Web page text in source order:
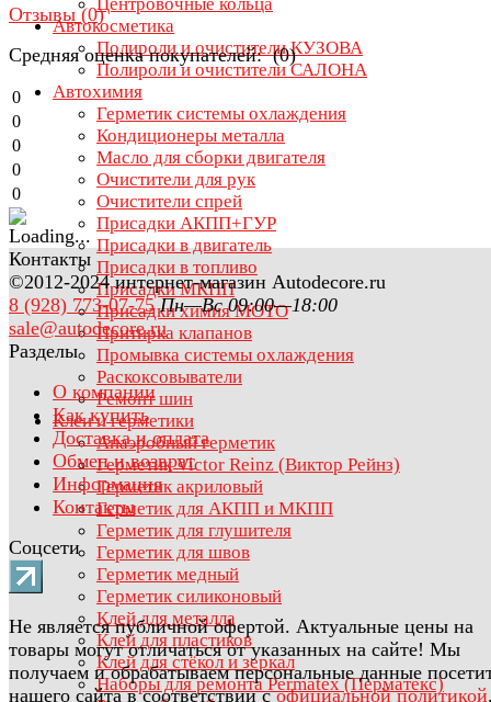
Автокосметика
Полироли и очистители КУЗОВА
Полироли и очистители САЛОНА
Автохимия
Герметик системы охлаждения
Кондиционеры металла
Масло для сборки двигателя
Очистители для рук
Очистители спрей
Присадки АКПП+ГУР
Присадки в двигатель
Присадки в топливо
Присадки МКПП
Присадки химия МОТО
Притирка клапанов
Промывка системы охлаждения
Раскоксовыватели
Ремонт шин
Клеи и герметики
Анаэробный герметик
Герметик Victor Reinz (Виктор Рейнз)
Герметик акриловый
Герметик для АКПП и МКПП
Герметик для глушителя
Герметик для швов
Герметик медный
Герметик силиконовый
Клей для металла
Клей для пластиков
Клей для стёкол и зеркал
Наборы для ремонта Permatex (Перматекс)
Отзывы (0)
Средняя оценка покупателей: (0)
0
0
0
0
0
Контакты
©2012-2024 интернет-магазин Autodecore.ru
8 (928) 773-07-75 Пн—Вс 09:00—18:00
sale@autodecore.ru
Разделы
О компании
Как купить
Доставка и оплата
Обмен и возврат
Информация
Контакты
Соцсети
Не является публичной офертой. Актуальные цены на
товары могут отличаться от указанных на сайте! Мы
получаем и обрабатываем персональные данные
нашего сайта в соответствии софициальной политикой